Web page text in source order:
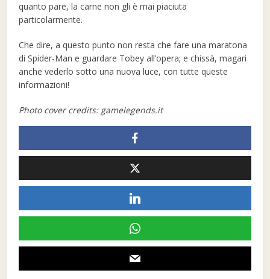
quanto pare, la carne non gli è mai piaciuta
particolarmente.
Che dire, a questo punto non resta che fare una maratona
di Spider-Man e guardare Tobey all’opera; e chissà, magari
anche vederlo sotto una nuova luce, con tutte queste
informazioni!
Photo cover credits: gamelegends.it